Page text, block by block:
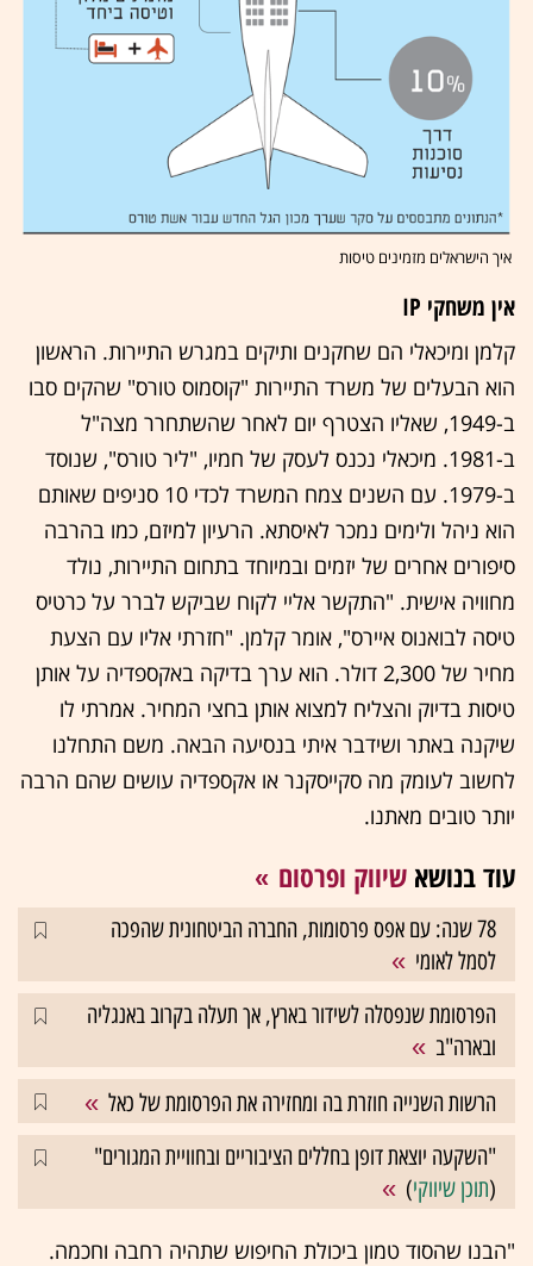
איך הישראלים מזמינים טיסות
אין משחקי IP
קלמן ומיכאלי הם שחקנים ותיקים במגרש התיירות. הראשון
הוא הבעלים של משרד התיירות "קוסמוס טורס" שהקים סבו
ב-1949, שאליו הצטרף יום לאחר שהשתחרר מצה"ל
ב-1981. מיכאלי נכנס לעסק של חמיו, "ליר טורס", שנוסד
ב-1979. עם השנים צמח המשרד לכדי 10 סניפים שאותם
הוא ניהל ולימים נמכר לאיסתא. הרעיון למיזם, כמו בהרבה
סיפורים אחרים של יזמים ובמיוחד בתחום התיירות, נולד
מחוויה אישית. "התקשר אליי לקוח שביקש לברר על כרטיס
טיסה לבואנוס איירס", אומר קלמן. "חזרתי אליו עם הצעת
מחיר של 2,300 דולר. הוא ערך בדיקה באקספדיה על אותן
טיסות בדיוק והצליח למצוא אותן בחצי המחיר. אמרתי לו
שיקנה באתר ושידבר איתי בנסיעה הבאה. משם התחלנו
לחשוב לעומק מה סקייסקנר או אקספדיה עושים שהם הרבה
יותר טובים מאתנו.
עוד בנושא שיווק ופרסום
78 שנה: עם אפס פרסומות, החברה הביטחונית שהפכה
לסמל לאומי
הפרסומת שנפסלה לשידור בארץ, אך תעלה בקרוב באנגליה
ובארה"ב
הרשות השנייה חוזרת בה ומחזירה את הפרסומת של כאל
"השקעה יוצאת דופן בחללים הציבוריים ובחוויית המגורים"
(תוכן שיווקי)
"הבנו שהסוד טמון ביכולת החיפוש שתהיה רחבה וחכמה.